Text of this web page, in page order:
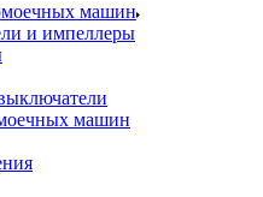
машин
и импеллеры
машин